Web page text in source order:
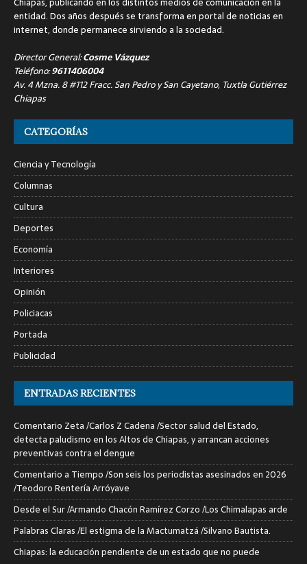
entidad. Dos años después se transforma en portal de noticias en
internet, donde permanece sirviendo a la sociedad.
Director General:Cosme Vázquez
Teléfono:9611406004
Av. 4 Mzna. 8 #112 Fracc. San Pedro y San Cayetano, Tuxtla Gutiérrez
Chiapas
CATEGORÍAS
Ciencia y Tecnología
Columnas
Cultura
Deportes
Economía
Interiores
Opinión
Policiacas
Portada
Publicidad
ENTRADAS RECIENTES
Comentario Zeta /Carlos Z Cadena /Sector salud del Estado,
detecta paludismo en los Altos de Chiapas, y arrancan acciones
preventivas contra el dengue
Comentario a Tiempo /Son seis los periodistas asesinados en 2026
/Teodoro Rentería Arróyave
Desde el Sur /Armando Chacón Ramírez Corzo /Los Chimalapas arde
Palabras Claras /El estigma de la Mactumatzá /Silvano Bautista.
Chiapas: la educación pendiente de un estado que no puede